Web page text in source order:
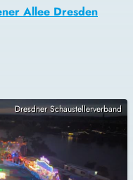
Allee Dresden
Dresdner Schaustellerverband